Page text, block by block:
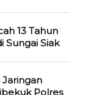
13 Tahun
Sungai Siak
Polres